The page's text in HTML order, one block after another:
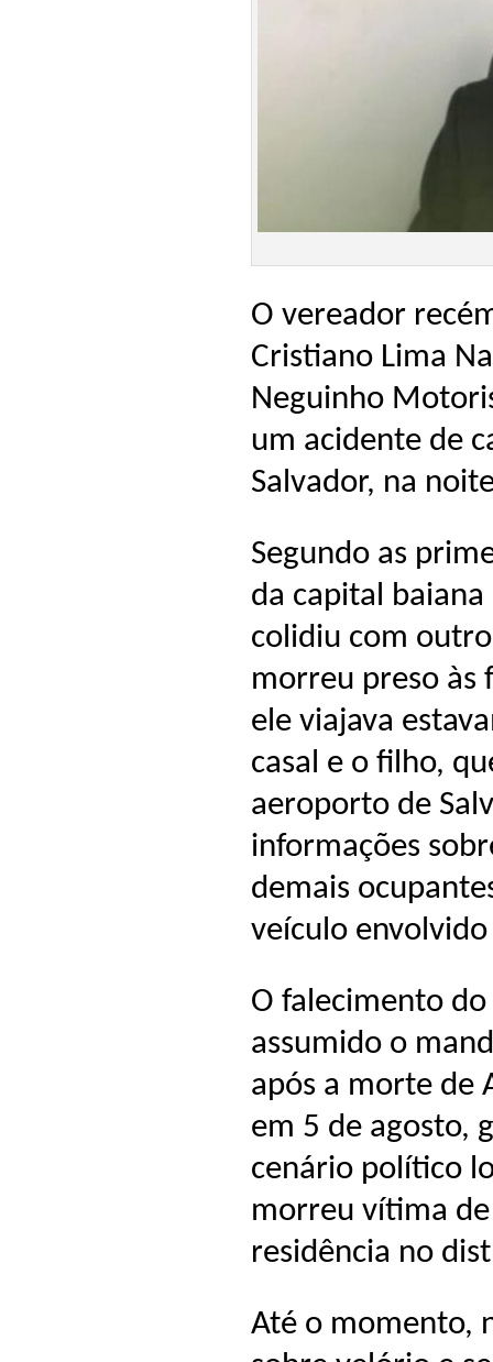
O vereador
Cristiano Lima
Neguinho
um acidente de
Salvador, na
Segundo as
da capital
colidiu com
morreu preso às
ele viajava
casal e o filho,
aeroporto de
informações
demais
veículo
O falecimento
assumido o
após a morte de
em 5 de agosto,
cenário político
morreu vítima
residência no
Até o momento,